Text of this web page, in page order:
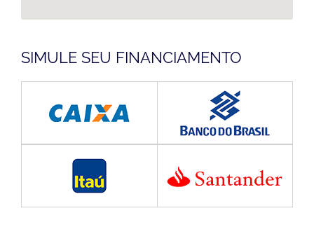
SIMULE SEU FINANCIAMENTO